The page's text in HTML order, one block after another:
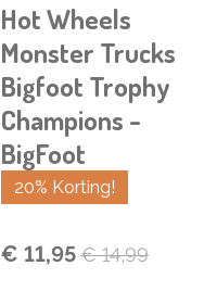
Hot Wheels
Monster Trucks
Bigfoot Trophy
Champions -
BigFoot
20% Korting!
€ 11,95€ 14,99